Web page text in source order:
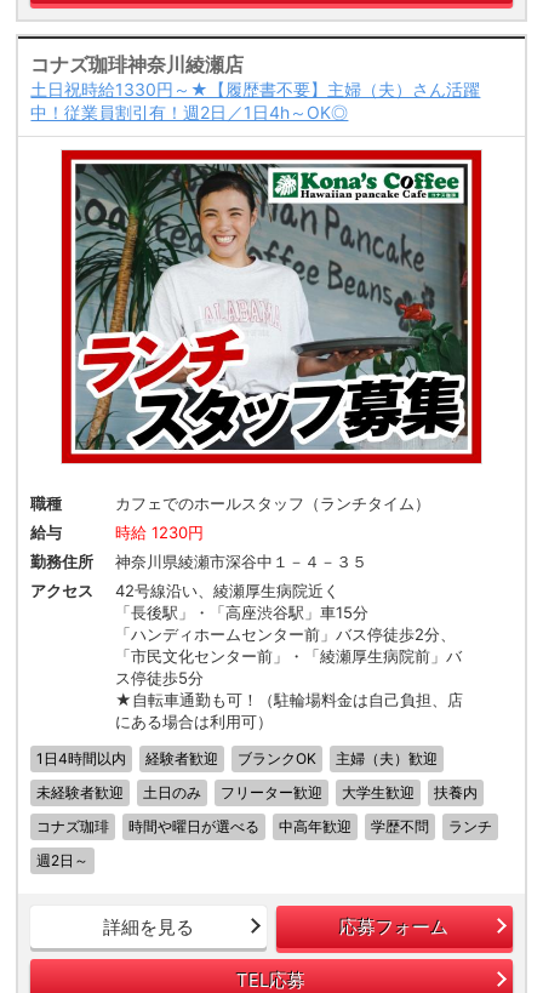
コナズ珈琲神奈川綾瀬店
土日祝時給1330円～★【履歴書不要】主婦（夫）さん活躍
中！従業員割引有！週2日／1日4h～OK◎
職種
カフェでのホールスタッフ（ランチタイム）
給与
時給 1230円
勤務住所
神奈川県綾瀬市深谷中１－４－３５
アクセス
42号線沿い、綾瀬厚生病院近く
「長後駅」・「高座渋谷駅」車15分
「ハンディホームセンター前」バス停徒歩2分、
「市民文化センター前」・「綾瀬厚生病院前」バ
ス停徒歩5分
★自転車通勤も可！（駐輪場料金は自己負担、店
にある場合は利用可）
1日4時間以内 経験者歓迎 ブランクOK
主婦（夫）歓迎
未経験者歓迎
土日のみ フリーター歓迎 大学生歓迎
扶養内
コナズ珈琲
時間や曜日が選べる 中高年歓迎 学歴不問
ランチ
週2日～
詳細を見る 応募フォーム
TEL応募